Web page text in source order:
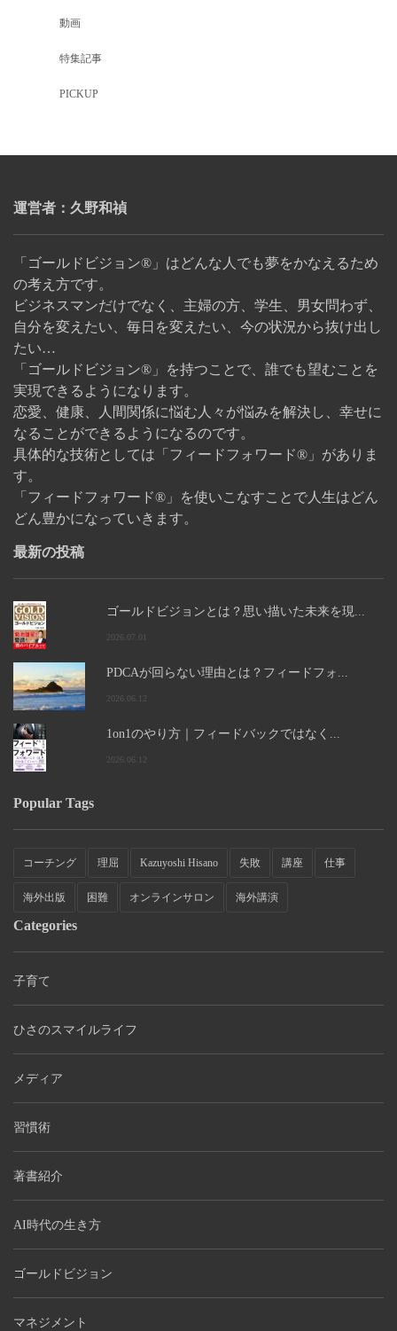
動画
特集記事
PICKUP
運営者：久野和禎
「ゴールドビジョン®」はどんな人でも夢をかなえるため
の考え方です。
ビジネスマンだけでなく、主婦の方、学生、男女問わず、
自分を変えたい、毎日を変えたい、今の状況から抜け出し
たい…
「ゴールドビジョン®」を持つことで、誰でも望むことを
実現できるようになります。
恋愛、健康、人間関係に悩む人々が悩みを解決し、幸せに
なることができるようになるのです。
具体的な技術としては「フィードフォワード®」がありま
す。
「フィードフォワード®」を使いこなすことで人生はどん
どん豊かになっていきます。
最新の投稿
ゴールドビジョンとは？思い描いた未来を現...
2026.07.01
PDCAが回らない理由とは？フィードフォ...
2026.06.12
1on1のやり方｜フィードバックではなく...
2026.06.12
Popular Tags
コーチング 理屈 Kazuyoshi Hisano 失敗 講座 仕事
海外出版 困難 オンラインサロン 海外講演
Categories
子育て
ひさのスマイルライフ
メディア
習慣術
著書紹介
AI時代の生き方
ゴールドビジョン
マネジメント